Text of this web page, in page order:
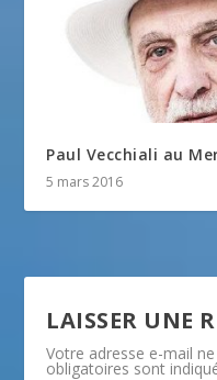
Paul Vecchiali au
5 mars 2016
LAISSER UNE
Votre adresse e-mail
obligatoires sont